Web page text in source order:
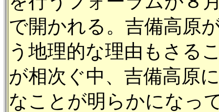
で開かれる。吉備高原
う地理的な理由もさる
が相次ぐ中、吉備高原
なことが明らかになっ